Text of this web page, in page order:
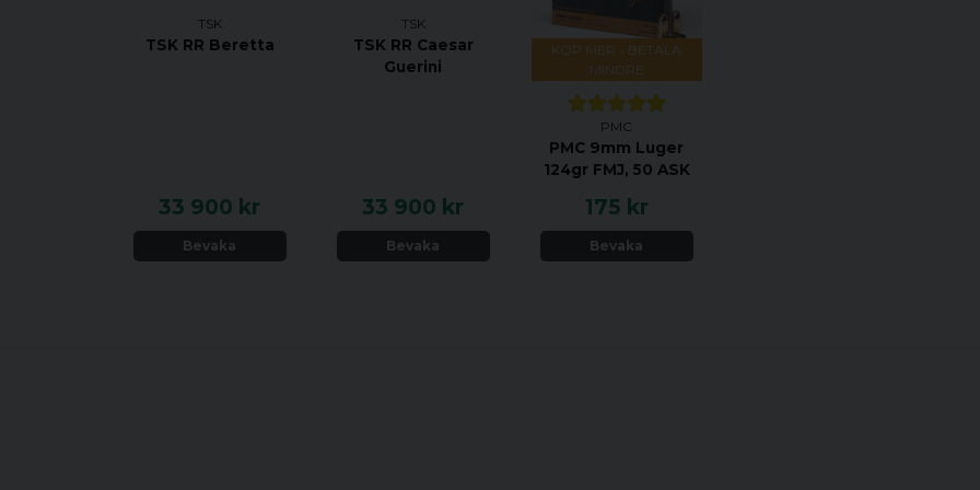
TSK
TSK RR Beretta
33 900 kr
Bevaka
TSK
TSK RR Caesar
Guerini
33 900 kr
Bevaka
KÖP MER - BETALA
MINDRE
PMC
PMC 9mm Luger
124gr FMJ, 50 ASK
175 kr
Bevaka